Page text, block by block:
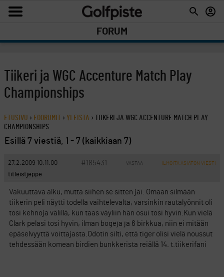
FORUM
Tiikeri ja WGC Accenture Match Play
Championships
ETUSIVU › FOORUMIT › YLEISTÄ › TIIKERI JA WGC ACCENTURE MATCH PLAY
CHAMPIONSHIPS
Esillä 7 viestiä, 1 - 7 (kaikkiaan 7)
27.2.2009 10:11:00 #185431 VASTAA ILMOITA ASIATON VIESTI
titleistjeppe
Vakuuttava alku, mutta siihen se sitten jäi. Omaan silmään
tiikerin peli näytti todella vaihtelevalta, varsinkin rautalyönnit oli
tosi kehnoja välillä, kun taas väyliin hän osui tosi hyvin.Kun vielä
Clark pelasi tosi hyvin, ilman bogeja ja 6 birkkua, niin ei mitään
epäselvyyttä voittajasta.Odotin silti, että tiger olisi vielä noussut
tehdessään komean birdien bunkkerista reiällä 14. t.tiikerifani